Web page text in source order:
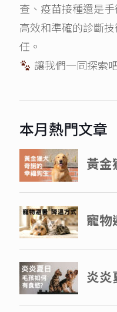
查、疫苗接種還是
高效和準確的診斷
任。
讓我們一同探索
本月熱門文章